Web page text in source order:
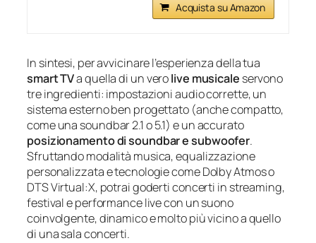
Acquista su Amazon
In sintesi, per avvicinare l’esperienza della tua
smart TVa quella di un verolive musicale servono
tre ingredienti: impostazioni audio corrette, un
sistema esterno ben progettato (anche compatto,
come una soundbar 2.1 o 5.1) e un accurato
posizionamento di soundbar e subwoofer.
Sfruttando modalità musica, equalizzazione
personalizzata e tecnologie come Dolby Atmos o
DTS Virtual:X, potrai goderti concerti in streaming,
festival e performance live con un suono
coinvolgente, dinamico e molto più vicino a quello
di una sala concerti.